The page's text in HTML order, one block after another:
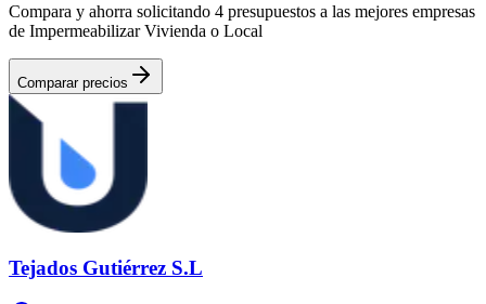
Compara y ahorra solicitando 4 presupuestos a las mejores empresas
de Impermeabilizar Vivienda o Local
Comparar precios
Tejados Gutiérrez S.L